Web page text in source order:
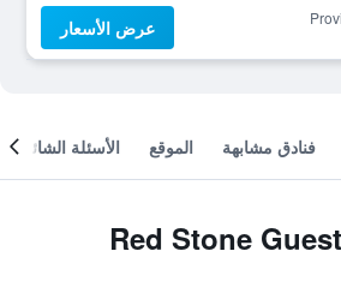
عرض الأسعار
فنادق مشابهة الموقع الأسئلة الشائعة
أفضل صفقات Red Stone Guest